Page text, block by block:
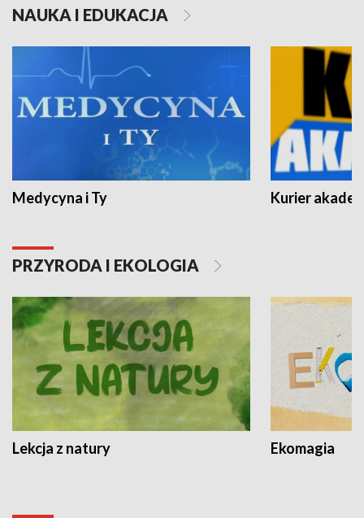
NAUKA I EDUKACJA
Medycyna i Ty Kurier
PRZYRODA I EKOLOGIA
Lekcja z natury Ekomagia